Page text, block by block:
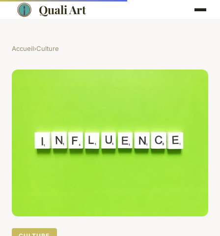
Quali Art
Accueil›Culture